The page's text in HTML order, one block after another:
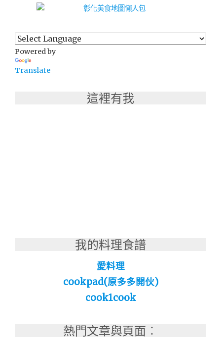
Powered by
Translate
這裡有我
我的料理食譜
愛料理
cookpad(原多多開伙)
cook1cook
熱門文章與頁面︰